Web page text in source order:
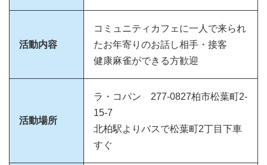
活動内容
コミュニティカフェに一人で来られ
たお年寄りのお話し相手・接客
健康麻雀ができる方歓迎
活動場所
ラ・コパン 277-0827柏市松葉町2-
15-7
北柏駅よりバスで松葉町2丁目下車
すぐ